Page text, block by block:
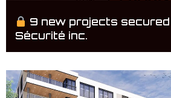
9 new projects
Sécurité inc.